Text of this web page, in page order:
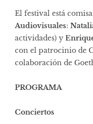
El festival está
Audiovisuales:
actividades) y
con el patrocinio de
colaboración de
PROGRAMA
Conciertos